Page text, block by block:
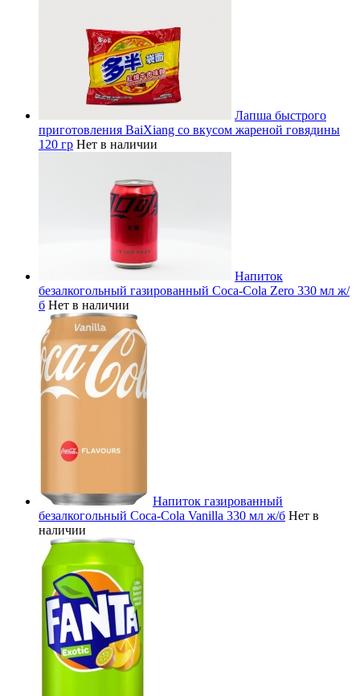
Лапша быстрого
приготовления BaiXiang со вкусом жареной говядины
120 гр Нет в наличии
Напиток
безалкогольный газированный Coca-Cola Zero 330 мл ж/
б Нет в наличии
Напиток газированный
безалкогольный Coca-Cola Vanilla 330 мл ж/б Нет в
наличии